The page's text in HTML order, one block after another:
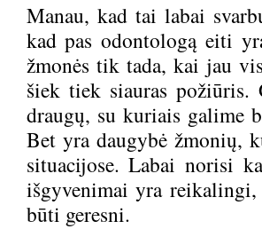
Manau, kad tai labai
kad pas odontologą eiti
žmonės tik tada, kai jau
šiek tiek siauras
draugų, su kuriais galime
Bet yra daugybė žmonių,
situacijose. Labai norisi
išgyvenimai yra
būti geresni.